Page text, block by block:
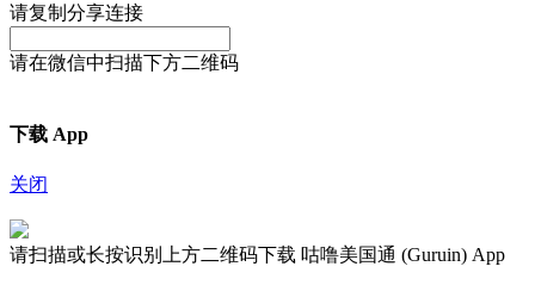
请复制分享连接
请在微信中扫描下方二维码
下载 App
关闭
请扫描或长按识别上方二维码下载 咕噜美国通 (Guruin) App